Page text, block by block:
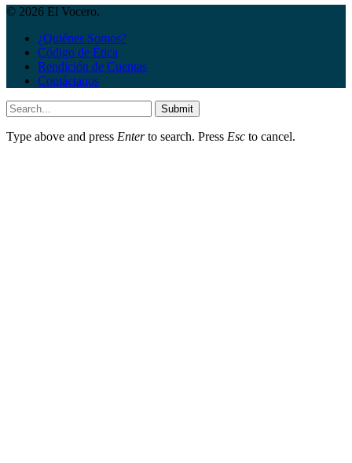
© 2026 El Vocero.
¿Quiénes Somos?
Código de Ética
Rendición de Cuentas
Contáctanos
Submit
Type above and press Enterto search. Press Esc to cancel.